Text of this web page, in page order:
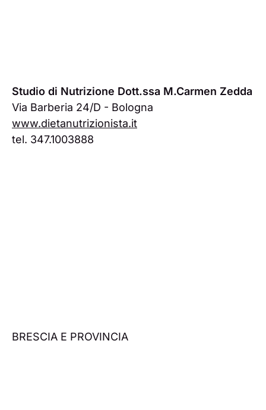
Studio di Nutrizione Dott.ssa M.Carmen Zedda
Via Barberia 24/D - Bologna
www.dietanutrizionista.it
tel. 347.1003888
BRESCIA E PROVINCIA